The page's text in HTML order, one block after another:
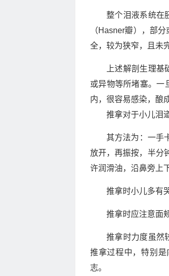
整个泪液系统在
（Hasner瓣），部
全，较为狭窄，且未
上述解剖生理
或异物等所堵塞。一
内，很容易感染，酿
推拿对于小儿泪道
其方法为：一手
放开，再振按，半分
许润滑油，沿鼻旁上
推拿时小儿多有
推拿时应注意面
推拿时力度虽然
推拿过程中，特别
志。